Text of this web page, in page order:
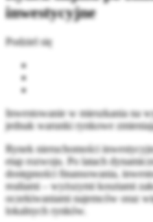
inwestycyjne
Podziel się
Inwestowanie w mieszkania na
jednak warunki rynkowe
Rynek nieruchomości
etap rozwoju. Po latach
dostępności finansowania,
realiami – wyższymi kosztami
oczekiwaniami najemców oraz
lokalnych rynków.